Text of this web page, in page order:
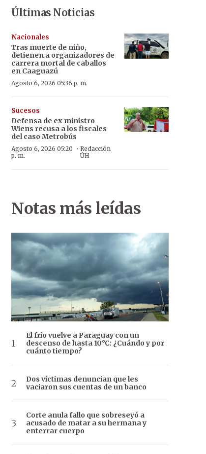
Últimas Noticias
Nacionales
Tras muerte de niño,
detienen a organizadores de
carrera mortal de caballos
en Caaguazú
Agosto 6, 2026 05:36 p. m.
Sucesos
Defensa de ex ministro
Wiens recusa a los fiscales
del caso Metrobús
Agosto 6, 2026 05:20
p. m.
· Redacción
ÚH
Notas más leídas
El frío vuelve a Paraguay con un
descenso de hasta 10°C: ¿Cuándo y por
cuánto tiempo?
Dos víctimas denuncian que les
vaciaron sus cuentas de un banco
Corte anula fallo que sobreseyó a
acusado de matar a su hermana y
enterrar cuerpo